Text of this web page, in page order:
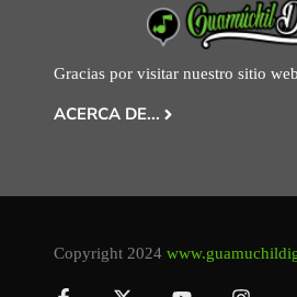
Gracias por visitar nuestro sitio web
ACERCA DE...
Copyright 2024